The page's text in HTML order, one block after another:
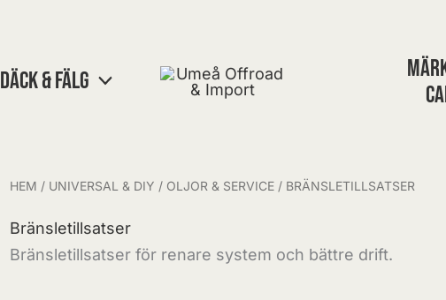
DÄCK & FÄLG
HEM / UNIVERSAL & DIY / OLJOR & SERVICE / BRÄNSLETILLSATSER
Bränsletillsatser
Bränsletillsatser för renare system och bättre drift.